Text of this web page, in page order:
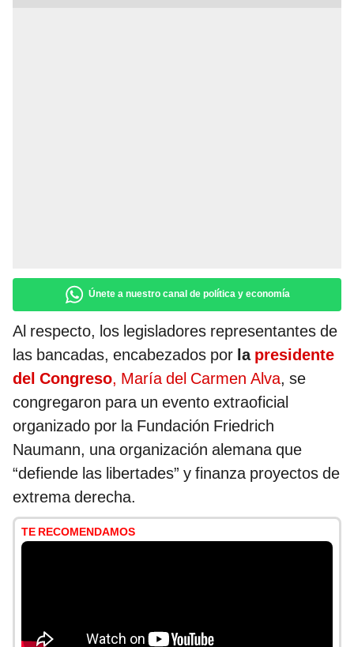
Únete a nuestro canal de política y economía
Al respecto, los legisladores representantes de
las bancadas, encabezados por la presidente
del Congreso, María del Carmen Alva, se
congregaron para un evento extraoficial
organizado por la Fundación Friedrich
Naumann, una organización alemana que
“defiende las libertades” y finanza proyectos de
extrema derecha.
TE RECOMENDAMOS